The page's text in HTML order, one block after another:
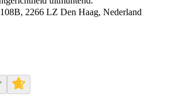
2266 LZ Den Haag, Nederland